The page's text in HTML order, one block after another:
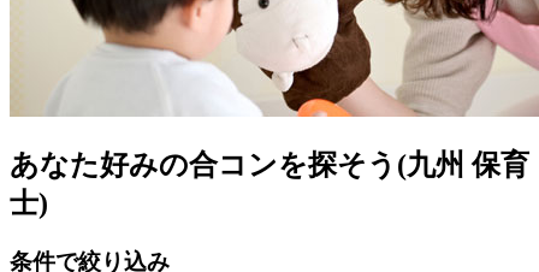
あなた好みの合コンを探そう(九州 保育
士)
条件で絞り込み